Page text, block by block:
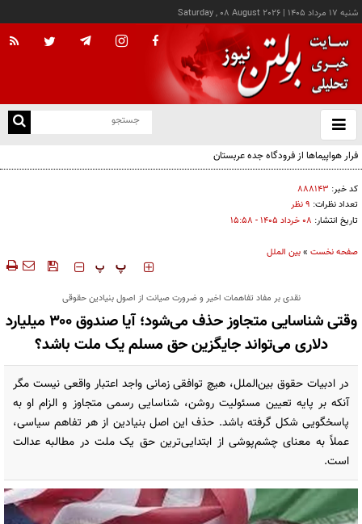
شنبه ۱۷ مرداد ۱۴۰۵ |
Saturday , 08 August 2026
باز
و
فرار هواپیماها از فرودگاه جده عربستان
کد خبر: ۸۸۸۱۴۳
تعداد نظرات: ۹ نظر
تاریخ انتشار: ۰۸ خرداد ۱۴۰۵ - ۱۵:۵۸
صفحه نخست »بین الملل
‍‍‍ پ پ
نقدی بر مفاد تفاهمات اخیر و ضرورت صیانت از اصول بنیادین حقوقی
وقتی شناسایی متجاوز حذف می‌شود؛ آیا صندوق ۳۰۰ میلیارد
دلاری می‌تواند جایگزین حق مسلم یک ملت باشد؟
در ادبیات حقوق بین‌الملل، هیچ توافقی زمانی واجد اعتبار واقعی نیست مگر
آنکه بر پایه تعیین مسئولیت روشن، شناسایی رسمی متجاوز و الزام او به
پاسخگویی شکل گرفته باشد. حذف این اصل بنیادین از هر تفاهم سیاسی،
عملاً به معنای چشم‌پوشی از ابتدایی‌ترین حق یک ملت در مطالبه عدالت
است.